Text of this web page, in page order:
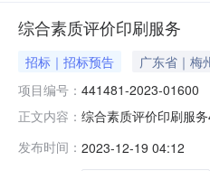
综合素质评价印刷服务
招标｜招标预告 广东省｜梅
项目编号： 441481-2023-01600
正文内容： 综合素质评价印刷服
2023年12月18日
发布时间： 2023-12-19 04:12